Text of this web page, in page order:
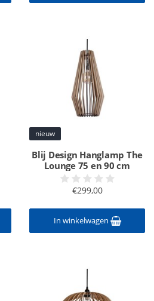
nieuw
Blij Design Hanglamp The
Lounge 75 en 90 cm
€299,00
In winkelwagen